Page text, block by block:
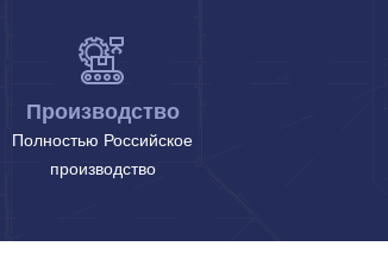
Производство
Полностью Российское
производство